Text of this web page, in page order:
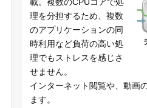
載。複数のCPUコアで処
理を分担するため、複数
のアプリケーションの同
時利用など負荷の高い処
理でもストレスを感じさ
せません。
インターネット閲覧や、動画
ます。